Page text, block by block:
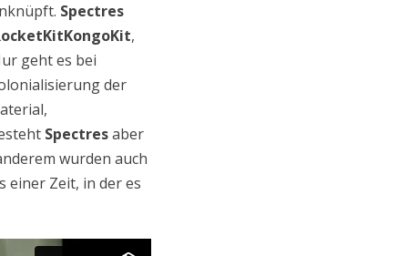
Spectres
,
geht es bei
der
Spectresaber
wurden auch
einer Zeit, in der es